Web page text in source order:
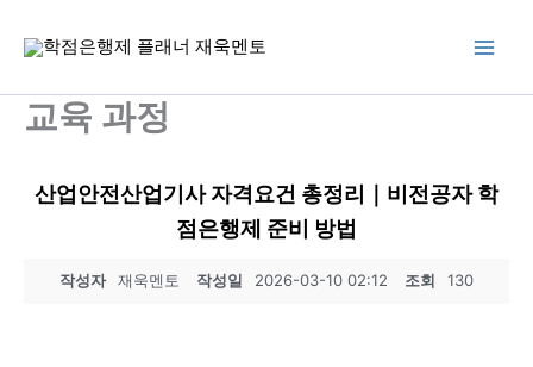
로 교육 과정
산업안전산업기사 자격요건 총정리｜비전공자 학
점은행제 준비 방법
작성자 재욱멘토 작성일 2026-03-10 02:12 조회 130